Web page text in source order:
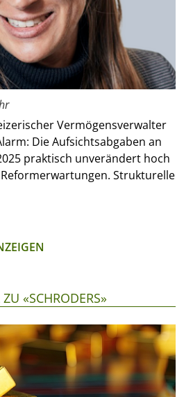
Vermögensverwalter
Die Aufsichtsabgaben an
praktisch unverändert hoch
Strukturelle
«SCHRODERS»